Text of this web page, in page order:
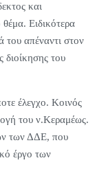
και
θέμα. Ειδικότερα
του απέναντι στον
διοίκησης του
έλεγχο. Κοινός
του ν.Κεραμέως.
των ΔΔΕ, που
έργο των